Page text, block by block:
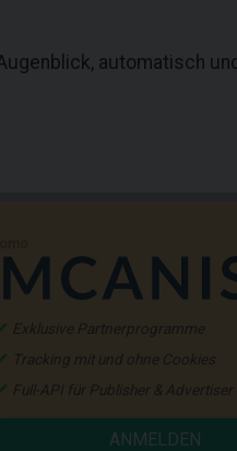
automatisch
Exklusive Partnerprogramme
Tracking mit und ohne Cookies
Full-API für Publisher & Advertiser
ANMELDEN